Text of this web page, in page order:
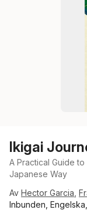
Ikigai
A Practical Guide
Japanese Way
Av Hector Garcia
Inbunden,